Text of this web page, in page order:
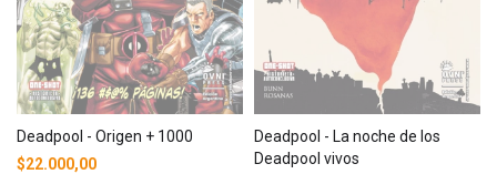
Deadpool - Origen + 1000
$22.000,00
Deadpool - La noche de los
Deadpool vivos